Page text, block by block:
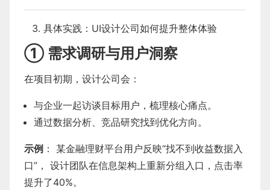
具体实践：UI设计公司如何提升整体体验
① 需求调研与用户洞察
在项目初期，设计公司会：
与企业一起访谈目标用户，梳理核心痛点。
通过数据分析、竞品研究找到优化方向。
示例 ： 某金融理财平台用户反映“找不到收益数据入
口”， 设计团队在信息架构上重新分组入口，点击率
提升了40%。